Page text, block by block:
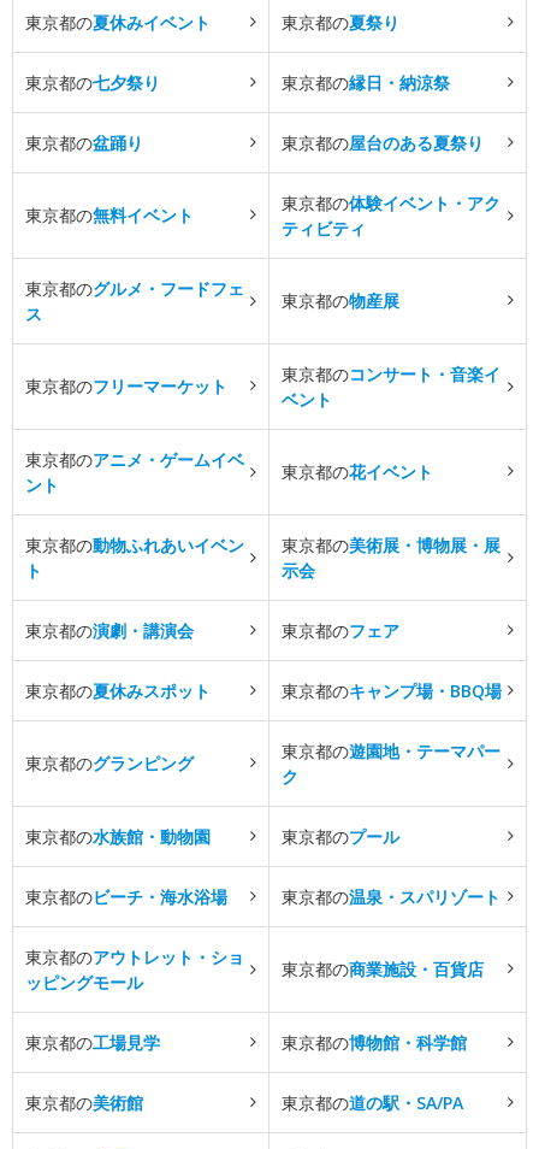
東京都の夏休みイベント 東京都の夏祭り
東京都の七夕祭り 東京都の縁日・納涼祭
東京都の盆踊り 東京都の屋台のある夏祭り
東京都の無料イベント
東京都の体験イベント・アク
ティビティ
東京都のグルメ・フードフェ
ス
東京都の物産展
東京都のフリーマーケット
東京都のコンサート・音楽イ
ベント
東京都のアニメ・ゲームイベ
ント
東京都の花イベント
東京都の動物ふれあいイベン
ト
東京都の美術展・博物展・展
示会
東京都の演劇・講演会 東京都のフェア
東京都の夏休みスポット 東京都のキャンプ場・BBQ場
東京都のグランピング
東京都の遊園地・テーマパー
ク
東京都の水族館・動物園 東京都のプール
東京都のビーチ・海水浴場 東京都の温泉・スパリゾート
東京都のアウトレット・ショ
ッピングモール
東京都の商業施設・百貨店
東京都の工場見学 東京都の博物館・科学館
東京都の美術館 東京都の道の駅・SA/PA